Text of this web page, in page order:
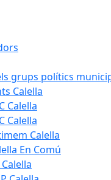
grups polítics
Calella
Calella
Calella
Calella
En Comú